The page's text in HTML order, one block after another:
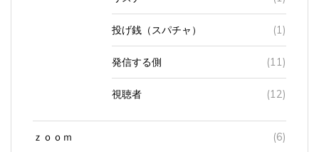
投げ銭（スパチャ） (1)
発信する側 (11)
視聴者 (12)
ｚｏｏｍ (6)